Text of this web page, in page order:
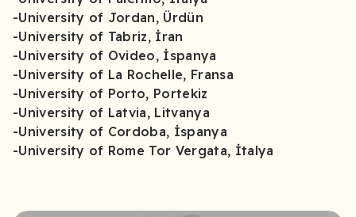
-University of Jordan, Ürdün
-University of Tabriz, İran
-University of Ovideo, İspanya
-University of La Rochelle, Fransa
-University of Porto, Portekiz
-University of Latvia, Litvanya
-University of Cordoba, İspanya
-University of Rome Tor Vergata, İtalya